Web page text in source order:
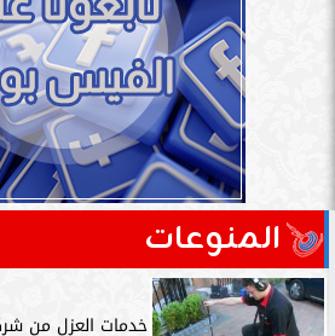
المنوعات
خدمات العزل من